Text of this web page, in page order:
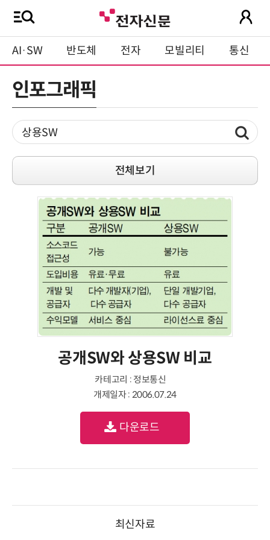
AI·SW 반도체 전자 모빌리티 통신
인포그래픽
전체보기
공개SW와 상용SW 비교
카테고리 : 정보통신
개제일자 : 2006.07.24
다운로드
최신자료